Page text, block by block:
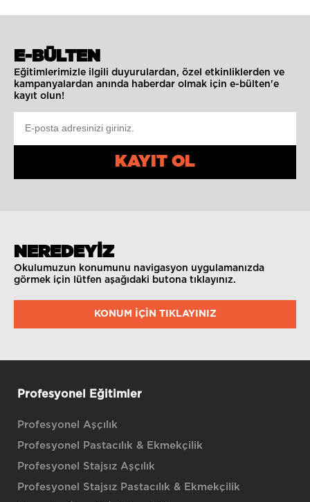
E-BÜLTEN
Eğitimlerimizle ilgili duyurulardan, özel etkinliklerden ve
kampanyalardan anında haberdar olmak için e-bülten'e
kayıt olun!
KAYIT OL
NEREDEYİZ
Okulumuzun konumunu navigasyon uygulamanızda
görmek için lütfen aşağıdaki butona tıklayınız.
KONUM IÇIN TIKLAYINIZ
Profesyonel Eğitimler
Profesyonel Aşçılık
Profesyonel Pastacılık & Ekmekçilik
Profesyonel Stajsız Aşçılık
Profesyonel Stajsız Pastacılık & Ekmekçilik